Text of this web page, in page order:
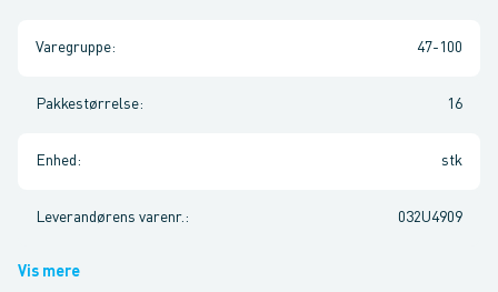
Varegruppe: 47-100
Pakkestørrelse: 16
Enhed : stk
Leverandørens varenr. : 032U4909
Vis mere